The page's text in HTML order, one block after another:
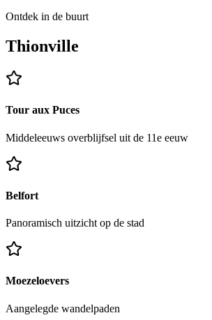
Ontdek in de buurt
Thionville
Tour aux Puces
Middeleeuws overblijfsel uit de 11e eeuw
Belfort
Panoramisch uitzicht op de stad
Moezeloevers
Aangelegde wandelpaden